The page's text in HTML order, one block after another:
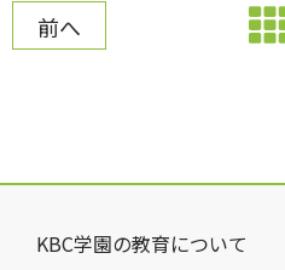
前へ
KBC学園の教育について